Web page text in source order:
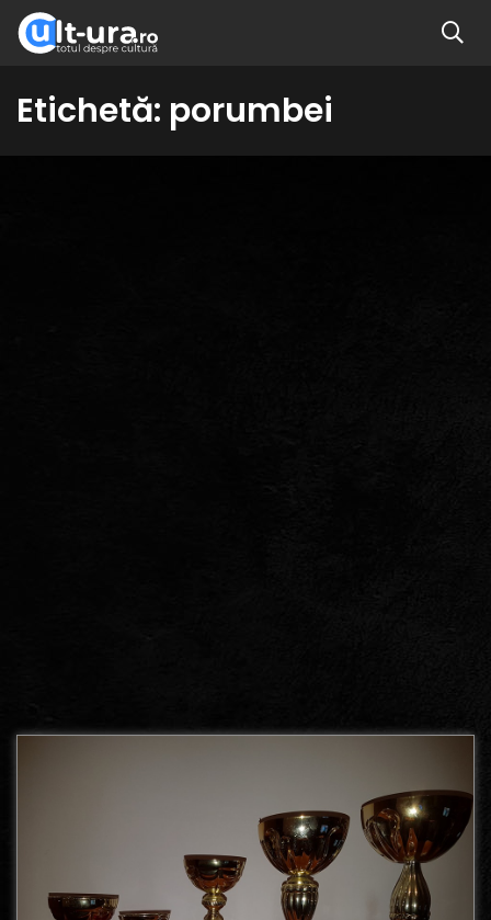
Etichetă: porumbei